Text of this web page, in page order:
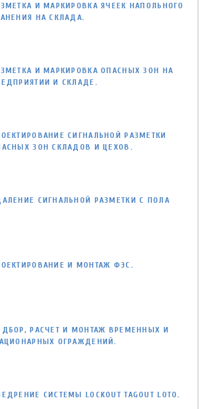
И МАРКИРОВКА ЯЧЕЕК НАПОЛЬНОГО
НА СКЛАДА.
И МАРКИРОВКА ОПАСНЫХ ЗОН НА
И СКЛАДЕ.
СИГНАЛЬНОЙ РАЗМЕТКИ
ЗОН СКЛАДОВ И ЦЕХОВ.
СИГНАЛЬНОЙ РАЗМЕТКИ С ПОЛА
И МОНТАЖ ФЭС.
РАСЧЕТ И МОНТАЖ ВРЕМЕННЫХ И
ОГРАЖДЕНИЙ.
СИСТЕМЫ LOCKOUT TAGOUT LOTO.